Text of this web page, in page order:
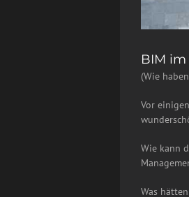
BIM
(Wie
Vor
Wie kann
Was